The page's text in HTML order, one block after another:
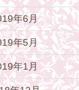
年6月
年5月
年1月